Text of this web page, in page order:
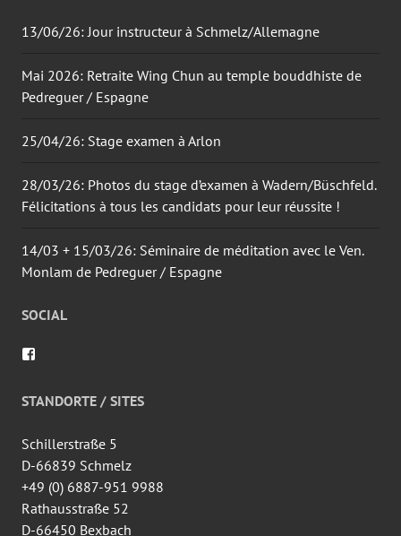
13/06/26: Jour instructeur à Schmelz/Allemagne
Mai 2026: Retraite Wing Chun au temple bouddhiste de
Pedreguer / Espagne
25/04/26: Stage examen à Arlon
28/03/26: Photos du stage d’examen à Wadern/Büschfeld.
Félicitations à tous les candidats pour leur réussite !
14/03 + 15/03/26: Séminaire de méditation avec le Ven.
Monlam de Pedreguer / Espagne
SOCIAL
de
wingtsun.arlon
Facebook
STANDORTE / SITES
Schillerstraße 5
D-66839 Schmelz
+49 (0) 6887-951 9988
Rathausstraße 52
D-66450 Bexbach